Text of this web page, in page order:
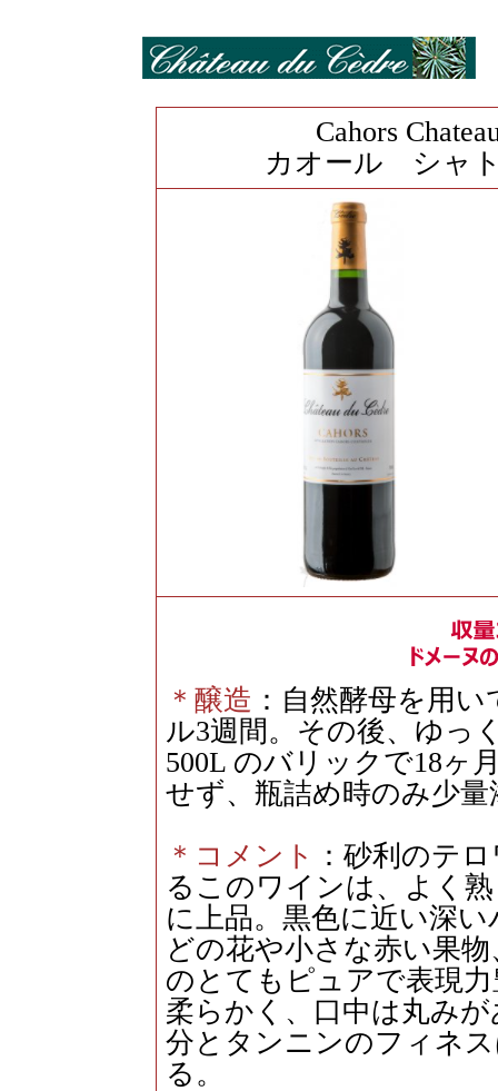
Cahors
カオール シャ
＊醸造 ：自然酵母を用
ル3週間。その後、ゆっ
500L のバリックで18ヶ
せず、瓶詰め時のみ少量
＊コメント
：砂利のテ
るこのワインは、よく
に上品。黒色に近い深
どの花や小さな赤い果
のとてもピュアで表現
柔らかく、口中は丸み
分とタンニンのフィネ
る。